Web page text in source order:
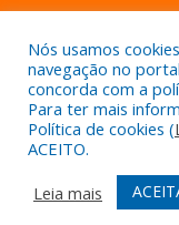
Todos os direitos
Mapa do Site
Acessar Webmail
Nós usamos
navegação no
concorda com a
Para ter mais
Política de cookies (
ACEITO.
Leia mais